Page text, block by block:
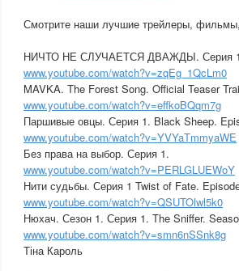
Смотрите наши лучшие трейлеры,
НИЧТО НЕ СЛУЧАЕТСЯ ДВАЖДЫ. Серия
www.youtube.com/watch?v=zqEg_1QcLm0
MAVKA. The Forest Song. Official Teaser
www.youtube.com/watch?v=effkoBQqm7g
Паршивые овцы. Серия 1. Black Sheep.
www.youtube.com/watch?v=YVYaTmmyaWE
Без права на выбор. Серия 1.
www.youtube.com/watch?v=PERLGLUEWoY
Нити судьбы. Серия 1 Twist of Fate.
www.youtube.com/watch?v=QSUTOlwl5k0
Нюхач. Сезон 1. Серия 1. The Sniffer.
www.youtube.com/watch?v=smn6nSSnk8g
Тіна Кароль